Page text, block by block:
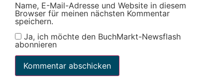
Name, E-Mail-Adresse und Website in diesem
Browser für meinen nächsten Kommentar
speichern.
Ja, ich möchte den BuchMarkt-Newsflash
abonnieren